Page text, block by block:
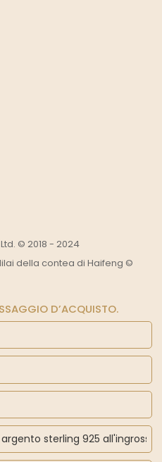
© 2018 - 2024
della contea di Haifeng ©
D’ACQUISTO.